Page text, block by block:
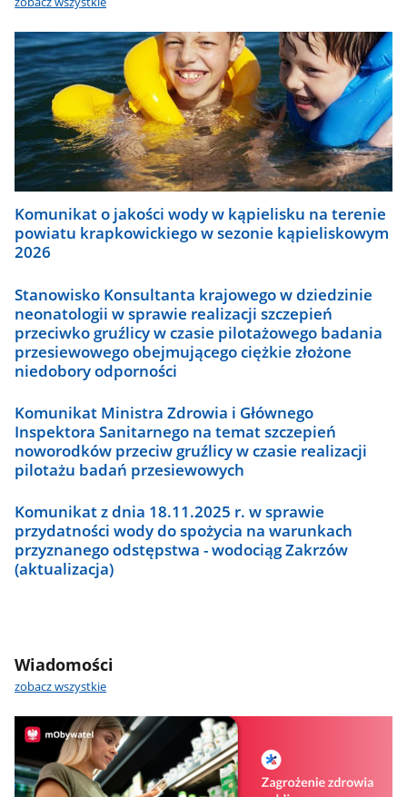
Komunikat o jakości wody w kąpielisku na terenie
powiatu krapkowickiego w sezonie kąpieliskowym
2026
Stanowisko Konsultanta krajowego w dziedzinie
neonatologii w sprawie realizacji szczepień
przeciwko gruźlicy w czasie pilotażowego badania
przesiewowego obejmującego ciężkie złożone
niedobory odporności
Komunikat Ministra Zdrowia i Głównego
Inspektora Sanitarnego na temat szczepień
noworodków przeciw gruźlicy w czasie realizacji
pilotażu badań przesiewowych
Komunikat z dnia 18.11.2025 r. w sprawie
przydatności wody do spożycia na warunkach
przyznanego odstępstwa - wodociąg Zakrzów
(aktualizacja)
Wiadomości
zobacz wszystkie